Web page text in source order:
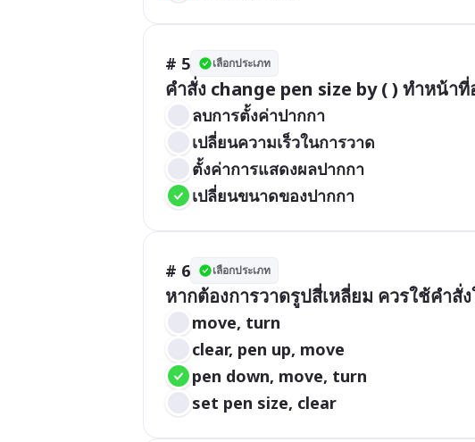
# 5 เลือกประเภท
คำสั่ง change pen size by ( ) ทำหน้าที่
ลบการตั้งค่าปากกา
เปลี่ยนความเร็วในการวาด
ตั้งค่าการแสดงผลปากกา
เปลี่ยนขนาดของปากกา
# 6 เลือกประเภท
หากต้องการวาดรูปสี่เหลี่ยม ควรใช้คำสั่
move, turn
clear, pen up, move
pen down, move, turn
set pen size, clear